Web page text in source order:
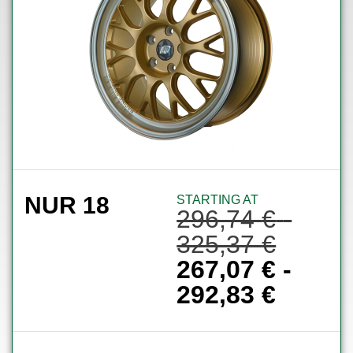
NUR 18 STARTING AT
296,74€ -
325,37€
267,07€ -
292,83€